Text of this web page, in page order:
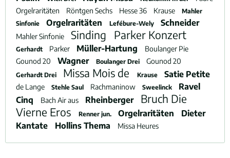
Orgelraritäten
Röntgen Sechs Hesse 36 Krause
Mahler
Sinfonie
Orgelraritäten Lefébure-Wely Schneider
Mahler Sinfonie Sinding Parker Konzert
Gerhardt Parker Müller-Hartung
Boulanger Pie
Gounod 20
Wagner Boulanger Drei Gounod 20
Gerhardt Drei Missa Mois de Krause Satie Petite
de Lange Stehle Saul Rachmaninow Sweelinck
Ravel
Cinq
Bach Air aus Rheinberger
Bruch Die
Vierne Eros
Renner jun. Orgelraritäten
Dieter
Kantate
Hollins Thema Missa Heures